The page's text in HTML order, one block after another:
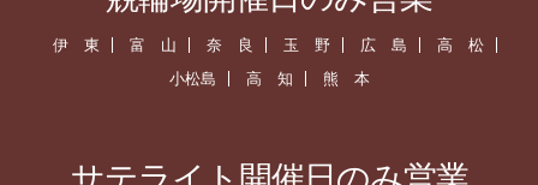
伊 東 富 山 奈 良 玉 野 広 島
高 松
小松島
高 知 熊 本